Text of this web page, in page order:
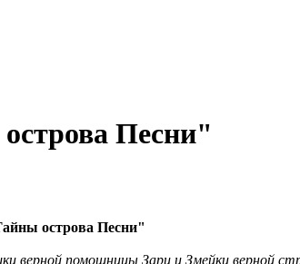
Песни"
острова Песни"
верной помощницы Зари и Змейки верной